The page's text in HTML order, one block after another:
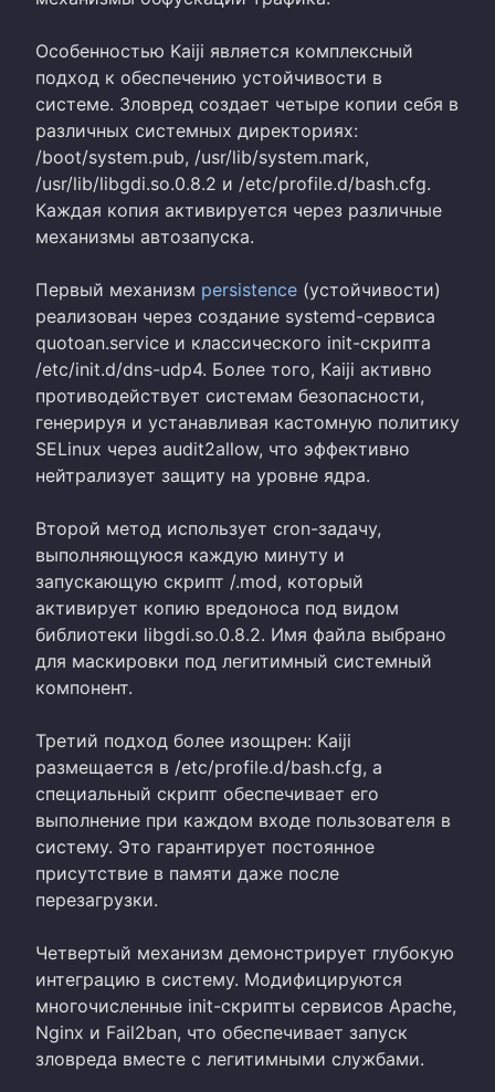
Особенностью Kaiji является комплексный
подход к обеспечению устойчивости в
системе. Зловред создает четыре копии себя в
различных системных директориях:
/boot/system.pub, /usr/lib/system.mark,
/usr/lib/libgdi.so.0.8.2 и /etc/profile.d/bash.cfg.
Каждая копия активируется через различные
механизмы автозапуска.
Первый механизм persistence (устойчивости)
реализован через создание systemd-сервиса
quotoan.service и классического init-скрипта
/etc/init.d/dns-udp4. Более того, Kaiji активно
противодействует системам безопасности,
генерируя и устанавливая кастомную политику
SELinux через audit2allow, что эффективно
нейтрализует защиту на уровне ядра.
Второй метод использует cron-задачу,
выполняющуюся каждую минуту и
запускающую скрипт /.mod, который
активирует копию вредоноса под видом
библиотеки libgdi.so.0.8.2. Имя файла выбрано
для маскировки под легитимный системный
компонент.
Третий подход более изощрен: Kaiji
размещается в /etc/profile.d/bash.cfg, а
специальный скрипт обеспечивает его
выполнение при каждом входе пользователя в
систему. Это гарантирует постоянное
присутствие в памяти даже после
перезагрузки.
Четвертый механизм демонстрирует глубокую
интеграцию в систему. Модифицируются
многочисленные init-скрипты сервисов Apache,
Nginx и Fail2ban, что обеспечивает запуск
зловреда вместе с легитимными службами.